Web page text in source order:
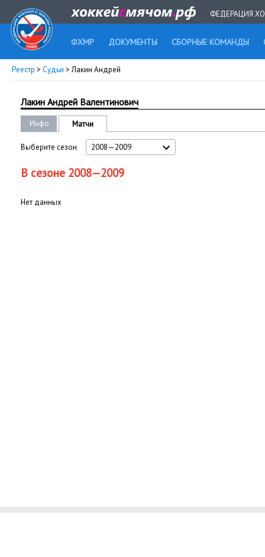
ФЕДЕРАЦИЯ
ФХМР ДОКУМЕНТЫ СБОРНЫЕ КОМАНДЫ
Реестр > Судьи > Лакин Андрей
Лакин Андрей Валентинович
Инфо Матчи
Выберите сезон 2008—2009
В сезоне 2008—2009
Нет данных